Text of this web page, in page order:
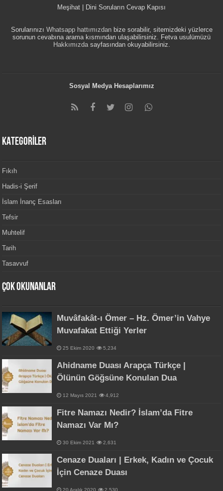
Meşihat | Dini Soruların Cevap Kapısı
Sorularınızı Whatsapp hattımızdanbize sorabilir, sitemizdeki yüzlerce
sorunun cevabına arama kısmından ulaşabilirsiniz. Fetva usulümüzü
Hakkımızdasayfasından okuyabilirsiniz.
Sosyal Medya Hesaplarımız
KATEGORİLER
Fıkıh
Hadis-i Şerif
İslam İnanç Esasları
Tefsir
Muhtelif
Tarih
Tasavvuf
Çok Okunanlar
Muvâfakât-ı Ömer – Hz. Ömer’in Vahye
Muvafakat Ettiği Yerler
25 Ekim 2020 5,234
Ahidname Duası Arapça Türkçe |
Ölünün Göğsüne Konulan Dua
12 Mayıs 2021 4,912
Fitre Namazı Nedir? İslam’da Fitre
Namazı Var Mı?
30 Ekim 2021 2,631
Cenaze Duaları | Erkek, Kadın ve Çocuk
İçin Cenaze Duası
20 Aralık 2020 2,530